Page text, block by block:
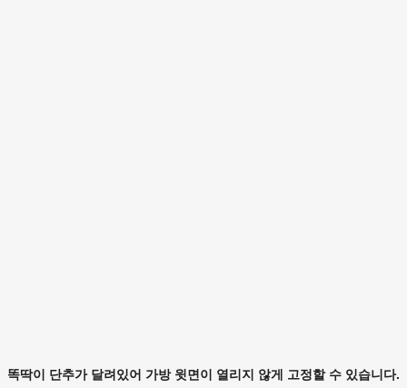
똑딱이 단추가 달려있어 가방 윗면이 열리지 않게 고정할 수 있습니다.